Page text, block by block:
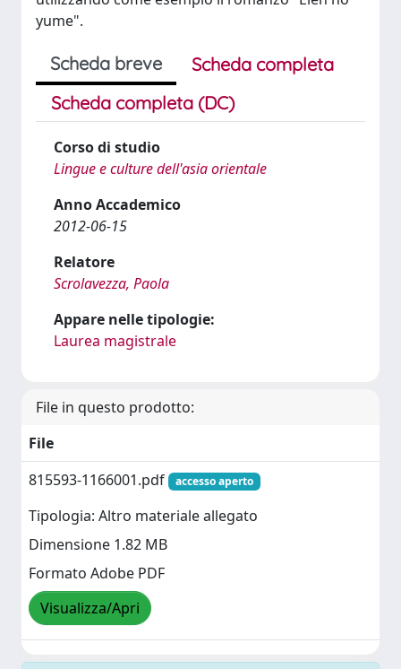
yume".
Scheda breve
Scheda completa
Scheda completa (DC)
Corso di studio
Lingue e culture dell'asia orientale
Anno Accademico
2012-06-15
Relatore
Scrolavezza, Paola
Appare nelle tipologie:
Laurea magistrale
File in questo prodotto:
File
815593-1166001.pdf
accesso aperto
Tipologia: Altro materiale allegato
Dimensione 1.82 MB
Formato Adobe PDF
Visualizza/Apri